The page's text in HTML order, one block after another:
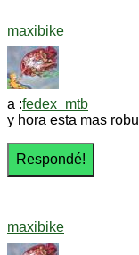
maxibike
a :fedex_mtb
y hora esta mas
maxibike